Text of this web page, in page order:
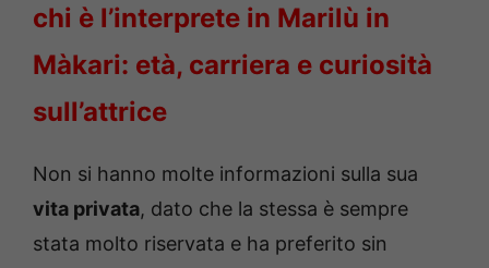
chi è l’interprete in Marilù in
Màkari: età, carriera e curiosità
sull’attrice
Non si hanno molte informazioni sulla sua
vita privata, dato che la stessa è sempre
stata molto riservata e ha preferito sin